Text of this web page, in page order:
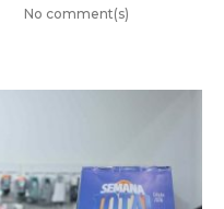
No comment(s)